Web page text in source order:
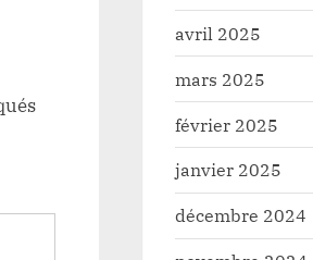
avril 2025
mars 2025
février 2025
janvier 2025
décembre 2024